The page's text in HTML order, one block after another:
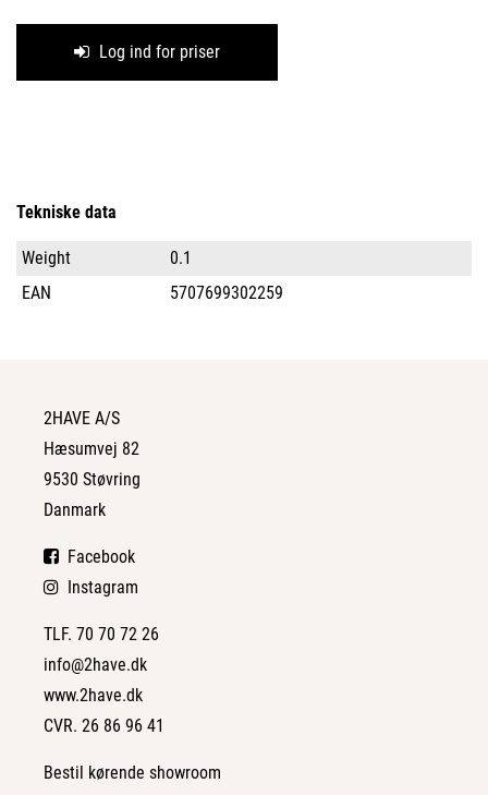
Log ind for priser
Tekniske data
Weight
0.1
EAN
5707699302259
2HAVE A/S
Hæsumvej 82
9530 Støvring
Danmark
Facebook
Instagram
TLF. 70 70 72 26
info@2have.dk
www.2have.dk
CVR. 26 86 96 41
Bestil kørende showroom